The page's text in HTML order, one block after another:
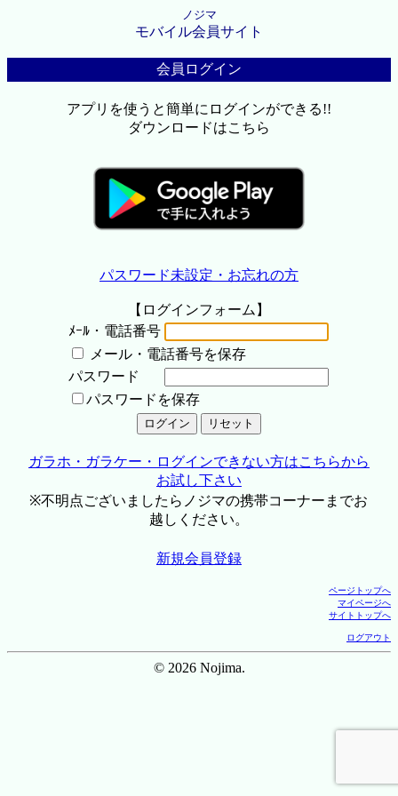
ノジマ
モバイル会員サイト
会員ログイン
アプリを使うと簡単にログインができる!!
ダウンロードはこちら
パスワード未設定・お忘れの方
【ログインフォーム】
ﾒｰﾙ・電話番号
メール・電話番号を保存
パスワード
パスワードを保存
ガラホ・ガラケー・ログインできない方はこちらから
お試し下さい
※不明点ございましたらノジマの携帯コーナーまでお
越しください。
新規会員登録
ページトップへ
マイページへ
サイトトップへ
ログアウト
© 2026 Nojima.